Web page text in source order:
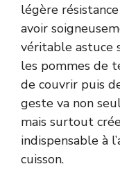
légère
avoir
véritable astuce
les pommes de
de couvrir puis
geste va non
mais surtout
indispensable à
cuisson.